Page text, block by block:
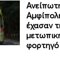
έχασαν
φορτηγό